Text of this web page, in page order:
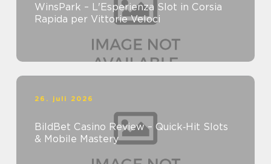
WinsPark – L'Esperienza Slot in Corsia
Rapida per Vittorie Veloci
26. juli 2026
BildBet Casino Review – Quick‑Hit Slots
& Mobile Mastery